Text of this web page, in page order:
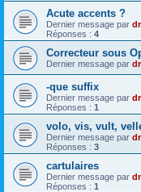
Acute accents ?
Dernier message par
Réponses : 4
Correcteur sous
Dernier message par
-que suffix
Dernier message par
Réponses : 1
volo, vis, vult,
Dernier message par
Réponses : 3
cartulaires
Dernier message par
Réponses : 1